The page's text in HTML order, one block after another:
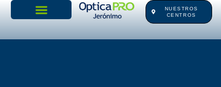
NUESTROS
CENTROS